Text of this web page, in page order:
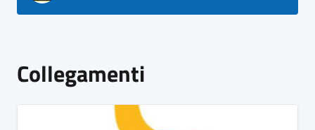
Collegamenti